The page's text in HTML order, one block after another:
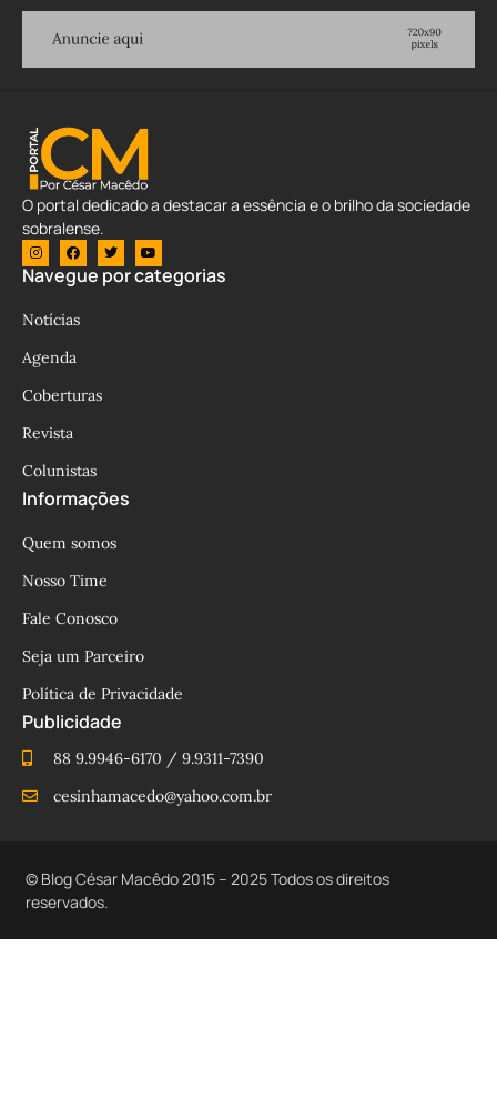
O portal dedicado a destacar a essência e o brilho da sociedade
sobralense.
Navegue por categorias
Notícias
Agenda
Coberturas
Revista
Colunistas
Informações
Quem somos
Nosso Time
Fale Conosco
Seja um Parceiro
Política de Privacidade
Publicidade
88 9.9946-6170 / 9.9311-7390
cesinhamacedo@yahoo.com.br
© Blog César Macêdo 2015 – 2025 Todos os direitos
reservados.